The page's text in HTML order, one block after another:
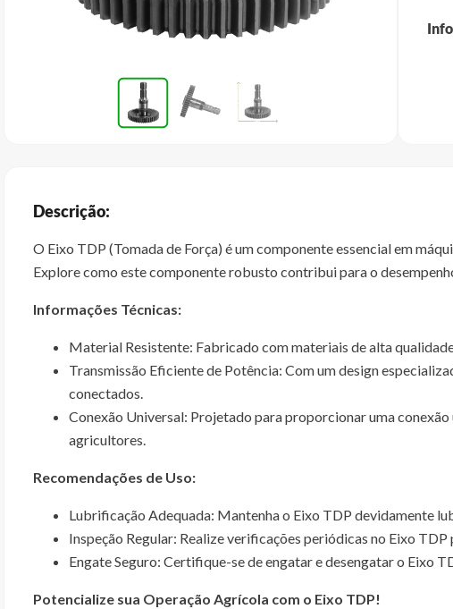
Descrição:
O Eixo TDP (Tomada de Força) é um componente essencial em
Explore como este componente robusto contribui para o
Informações Técnicas:
Material Resistente: Fabricado com materiais de alta
Transmissão Eficiente de Potência: Com um design
conectados.
Conexão Universal: Projetado para proporcionar uma
agricultores.
Recomendações de Uso:
Lubrificação Adequada: Mantenha o Eixo TDP devidamente
Inspeção Regular: Realize verificações periódicas no Eixo
Engate Seguro: Certifique-se de engatar e desengatar o Eixo
Potencialize sua Operação Agrícola com o Eixo TDP!